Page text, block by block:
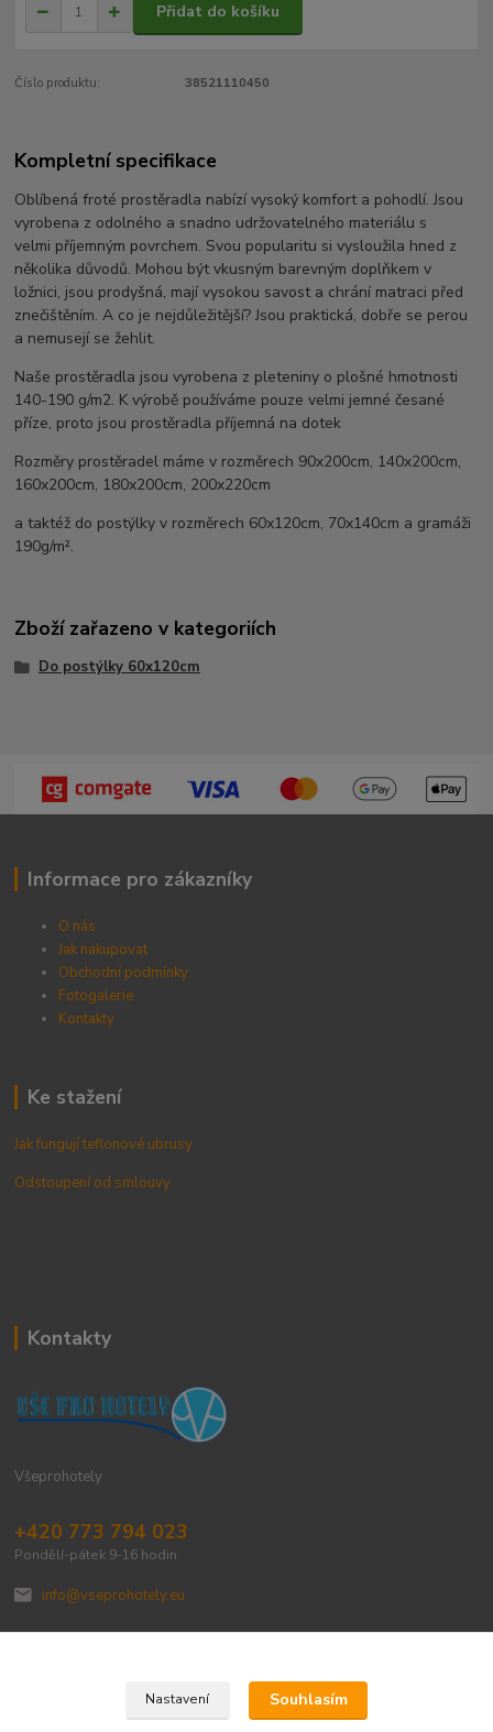
Přidat do košíku
Číslo produktu: 38521110450
Kompletní specifikace
Oblíbená froté prostěradla nabízí vysoký komfort a pohodlí. Jsou
vyrobena z odolného a snadno udržovatelného materiálu s
velmi příjemným povrchem. Svou popularitu si vysloužila hned z
několika důvodů. Mohou být vkusným barevným doplňkem v
ložnici, jsou prodyšná, mají vysokou savost a chrání matraci před
znečištěním. A co je nejdůležitější? Jsou praktická, dobře se perou
a nemusejí se žehlit.
Naše prostěradla jsou vyrobena z pleteniny o plošné hmotnosti
140-190 g/m2. K výrobě používáme pouze velmi jemné česané
příze, proto jsou prostěradla příjemná na dotek
Rozměry prostěradel máme v rozměrech 90x200cm, 140x200cm,
160x200cm, 180x200cm, 200x220cm
a taktéž do postýlky v rozměrech 60x120cm, 70x140cm a gramáži
190g/m².
Zboží zařazeno v kategoriích
Do postýlky 60x120cm
Informace pro zákazníky
O nás
Jak nakupovat
Obchodní podmínky
Fotogalerie
Kontakty
Ke stažení
Jak fungují teflonové ubrusy
Odstoupení od smlouvy
Kontakty
Všeprohotely
+420 773 794 023
Pondělí-pátek 9-16 hodin
info@vseprohotely.eu
Upravit sběr cookies.
Nastavení Souhlasím